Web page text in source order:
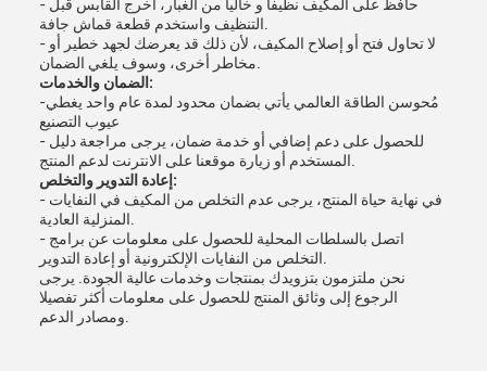
- حافظ على المكيف نظيفاً و خالياً من الغبار، أخرج القابس قبل
- لا تحاول فتح أو إصلاح المكيف، لأن ذلك قد يعرضك لجهد خطير أو
الضمان والخدمات:
-مُحوسن الطاقة العالمي يأتي بضمان محدود لمدة عام واحد يغطي
عيوب التصنيع
- للحصول على دعم إضافي أو خدمة ضمان، يرجى مراجعة دليل
إعادة التدوير والتخلص:
- في نهاية حياة المنتج، يرجى عدم التخلص من المكيف في النفايات
- اتصل بالسلطات المحلية للحصول على معلومات عن برامج
نحن ملتزمون بتزويدك بمنتجات وخدمات عالية الجودة. يرجى
الرجوع إلى وثائق المنتج للحصول على معلومات أكثر تفصيلا